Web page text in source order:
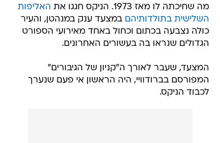
מה שחיכתה לו מאז 1973. הניקס חגגו את
האליפות
השלישית בתולדותיהם במצעד ענק במנהטן, והעיר
כולה נצבעה בכתום וכחול באחד מאירועי הספורט
הגדולים שנראו בה בעשורים האחרונים.
המצעד, שעבר לאורך ה"קניון של הגיבורים"
המפורסם בברודוויי, היה הראשון אי פעם שנערך
לכבוד הניקס.